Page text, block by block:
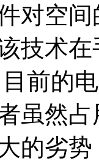
对空
技术
前的
虽然
的劣